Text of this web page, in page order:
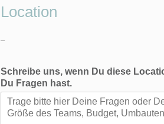
Location
–
Schreibe uns, wenn Du diese
Du Fragen hast.